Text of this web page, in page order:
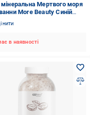
мінеральна Мертвого моря
More Beauty Синій
01)
в наявності